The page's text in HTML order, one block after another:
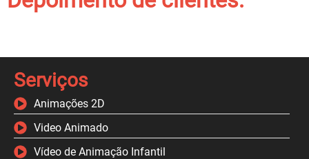
Serviços
Animações 2D
Video Animado
Vídeo de Animação Infantil